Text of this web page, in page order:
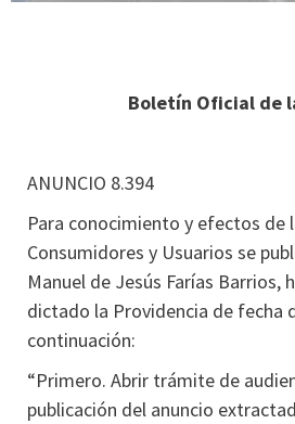
Boletín Oficial de
ANUNCIO 8.394
Para conocimiento y efectos de
Consumidores y Usuarios se
Manuel de Jesús Farías
dictado la Providencia de fecha
continuación:
“Primero. Abrir trámite de
publicación del anuncio